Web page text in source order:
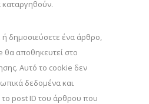
ή δημοσιεύσετε ένα άρθρο,
θα αποθηκευτεί στο
Αυτό το cookie δεν
δεδομένα και
post ID του άρθρου που